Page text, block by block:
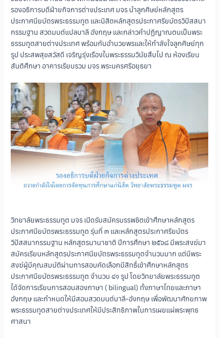
รองอธิการบดีฝ่ายกิจการต่างประเทศ มจร นำลูกศิษย์หลักสูตร
ประกาศนียบัตรพระธรรมทูต และนิสิตหลักสูตรประกาศรียบัตรวิปัสสนา
กรรมฐาน สวดมนต์แปลบาลี อังกฤษ และกล่าวคำปฏิญาณตนเป็นพระ
ธรรมทูตสายต่างประเทศ พร้อมกับอำนวยพรและให้กำลังใจลูกศิษย์ทุก
รูป ประสพสุขสวัสดี เจริญรุ่งเรืองในพระธรรมวินัยสืบไป ณ ห้องเรียน
สันติศึกษา อาคารเรียนรวม มจร พระนครศรีอยุธยา
วิทยาลัยพระธรรมทูต มจร เปิดรับสมัครบรรพชิตเข้าศึกษาหลักสูตร
ประกาศนียบัตรพระธรรมทูต รุ่นที่ ๓ และหลักสูตรประกาศรียบัตร
วิปัสสนากรรมฐาน หลักสูตรนานาชาติ ปีการศึกษา ๒๕๖๘ มีพระสงฆ์มา
สมัครเรียนหลักสูตรประกาศนียบัตรพระธรรมทูตจำนวนมาก แต่มีพระ
สงฆ์ผู้มีคุณสมบัติผ่านการสอบคัดเลือกมีสิทธิ์เข้าศึกษาหลักสูตร
ประกาศนียบัตรพระธรรมทูต จำนวน ๔๑ รูป โดยวิทยาลัยพระธรรมทูต
ได้จัดการเรียนการสอนสองภาษา ( bilingual) ทั้งภาษาไทยและภาษา
อังกฤษ และกำหนดให้มีสอบสวดมนต์บาลี-อังกฤษ เพื่อพัฒนาศักยภาพ
พระธรรมทูตสายต่างประเทศให้มีประสิทธิภาพในการเผยแผ่พระพุทธ
ศาสนา